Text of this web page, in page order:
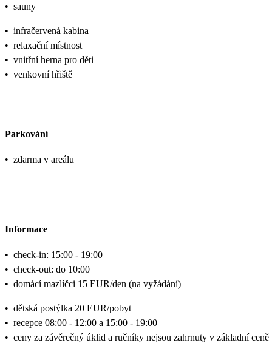
• sauny
• infračervená kabina
• relaxační místnost
• vnitřní herna pro děti
• venkovní hřiště
Parkování
• zdarma v areálu
Informace
• check-in: 15:00 - 19:00
• check-out: do 10:00
• domácí mazlíčci 15 EUR/den (na vyžádání)
• dětská postýlka 20 EUR/pobyt
• recepce 08:00 - 12:00 a 15:00 - 19:00
• ceny za závěrečný úklid a ručníky nejsou zahrnuty v základní ceně